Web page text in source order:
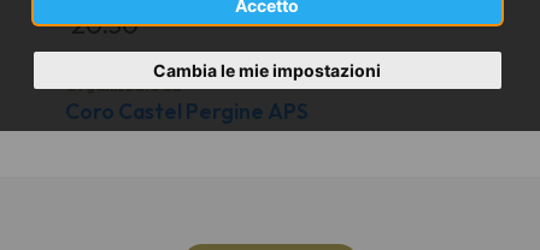
Accetto
Cambia le mie impostazioni
20:30
Organizzato da
Coro Castel Pergine APS